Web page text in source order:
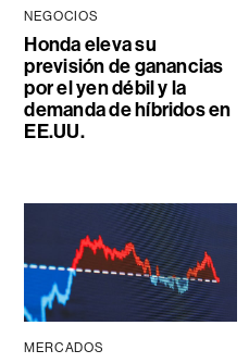
NEGOCIOS
Honda eleva su
previsión de ganancias
por el yen débil y la
demanda de híbridos en
EE.UU.
MERCADOS